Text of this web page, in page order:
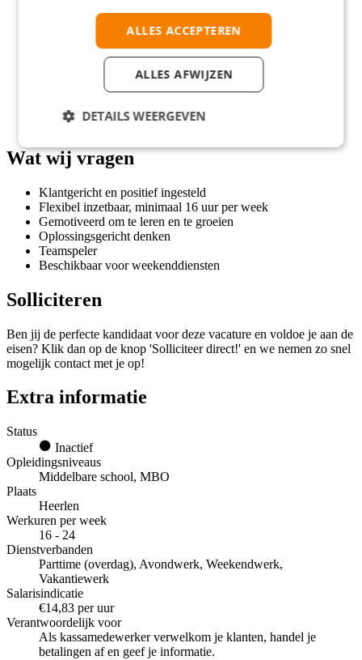
Flexibele werktijden, passend bij jouw agenda
Verdien € 14,83 per uur vanaf 18 jaar
150% salaris op zondag
Reiskostenvergoeding van € 0,23 per km
Werk in een gezellig en jong team
Wekelijkse uitbetaling mogelijk
Ruimte voor persoonlijke ontwikkeling
Geniet van de geur van verse gehaktballen
Wat wij vragen
Klantgericht en positief ingesteld
Flexibel inzetbaar, minimaal 16 uur per week
Gemotiveerd om te leren en te groeien
Oplossingsgericht denken
Teamspeler
Beschikbaar voor weekenddiensten
Solliciteren
Ben jij de perfecte kandidaat voor deze vacature en voldoe je aan de
eisen? Klik dan op de knop 'Solliciteer direct!' en we nemen zo snel
mogelijk contact met je op!
Extra informatie
Status
Inactief
Opleidingsniveaus
Middelbare school, MBO
Plaats
Heerlen
Werkuren per week
16 - 24
Dienstverbanden
Parttime (overdag), Avondwerk, Weekendwerk,
Vakantiewerk
Salarisindicatie
€14,83 per uur
Verantwoordelijk voor
Als kassamedewerker verwelkom je klanten, handel je
betalingen af en geef je informatie.
ALLES ACCEPTEREN
ALLES AFWIJZEN
DETAILS WEERGEVEN